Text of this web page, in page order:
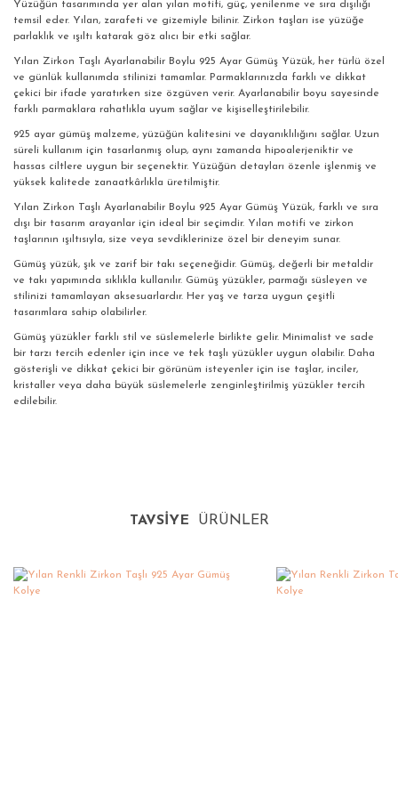
Yüzüğün tasarımında yer alan yılan motifi, güç, yenilenme ve sıra dışılığı
temsil eder. Yılan, zarafeti ve gizemiyle bilinir. Zirkon taşları ise yüzüğe
parlaklık ve ışıltı katarak göz alıcı bir etki sağlar.
Yılan Zirkon Taşlı Ayarlanabilir Boylu 925 Ayar Gümüş Yüzük, her türlü özel
ve günlük kullanımda stilinizi tamamlar. Parmaklarınızda farklı ve dikkat
çekici bir ifade yaratırken size özgüven verir. Ayarlanabilir boyu sayesinde
farklı parmaklara rahatlıkla uyum sağlar ve kişiselleştirilebilir.
925 ayar gümüş malzeme, yüzüğün kalitesini ve dayanıklılığını sağlar. Uzun
süreli kullanım için tasarlanmış olup, aynı zamanda hipoalerjeniktir ve
hassas ciltlere uygun bir seçenektir. Yüzüğün detayları özenle işlenmiş ve
yüksek kalitede zanaatkârlıkla üretilmiştir.
Yılan Zirkon Taşlı Ayarlanabilir Boylu 925 Ayar Gümüş Yüzük, farklı ve sıra
dışı bir tasarım arayanlar için ideal bir seçimdir. Yılan motifi ve zirkon
taşlarının ışıltısıyla, size veya sevdiklerinize özel bir deneyim sunar.
Gümüş yüzük, şık ve zarif bir takı seçeneğidir. Gümüş, değerli bir metaldir
ve takı yapımında sıklıkla kullanılır. Gümüş yüzükler, parmağı süsleyen ve
stilinizi tamamlayan aksesuarlardır. Her yaş ve tarza uygun çeşitli
tasarımlara sahip olabilirler.
Gümüş yüzükler farklı stil ve süslemelerle birlikte gelir. Minimalist ve sade
bir tarzı tercih edenler için ince ve tek taşlı yüzükler uygun olabilir. Daha
gösterişli ve dikkat çekici bir görünüm isteyenler için ise taşlar, inciler,
kristaller veya daha büyük süslemelerle zenginleştirilmiş yüzükler tercih
edilebilir.
Bu ürüne ilk yorumu siz yapın!
kullanarak tarafımıza iletebilirsiniz.
Ürün resmi kalitesiz, bozuk veya görüntülenemiyor.
TAVSİYE ÜRÜNLER